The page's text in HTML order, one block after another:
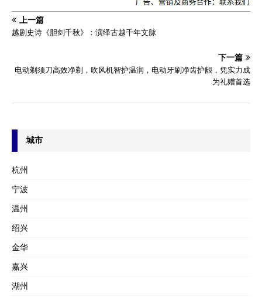
上一篇
越剧史诗《胆剑千秋》：演绎古越千年文脉
下一篇
电动剃须刀高效净剃，吹风机智护温润，电动牙刷净齿护龈，凭实力成
为礼赠首选
城市
杭州
宁波
温州
绍兴
金华
嘉兴
湖州